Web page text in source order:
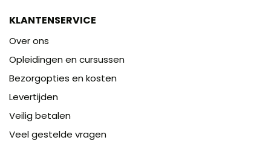
KLANTENSERVICE
Over ons
Opleidingen en cursussen
Bezorgopties en kosten
Levertijden
Veilig betalen
Veel gestelde vragen